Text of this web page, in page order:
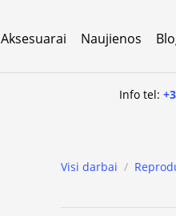
Aksesuarai Naujienos
Info tel:
Visi darbai /